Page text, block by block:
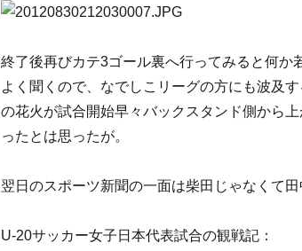
終了後再びカテ3ゴール裏へ行ってみると何か
よく聞くので、なでしこリーグの方にも波及
の花火が試合開始早々バックスタンド側から
ったとは思ったが。
翌日のスポーツ新聞の一面は柴田じゃなくて
U-20サッカー女子日本代表試合の観戦記：